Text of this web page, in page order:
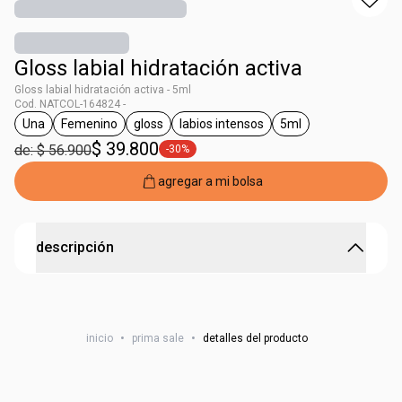
Gloss labial hidratación activa
Gloss labial hidratación activa - 5ml
Cod. NATCOL-164824 -
general.tag Una
Una
general.tag Femenino
Femenino
general.tag gloss
gloss
general.tag labios intensos
labios intensos
general.tag 5ml
5ml
de: $ 56.900$ 39.800 general.tag -30%
-30%
agregar a mi bolsa
descripción
inicio • prima sale • detalles del producto